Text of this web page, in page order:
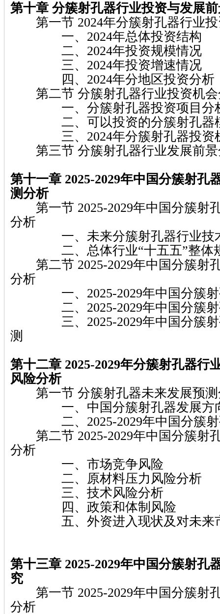
第十章 分簇射孔器行业投资与发展
第一节 2024年分簇射孔器行业投
一、2024年总体投资结构
二、2024年投资规模情况
三、2024年投资增速情况
四、2024年分地区投资分析
第二节 分簇射孔器行业投资机会
一、分簇射孔器投资项目分
二、可以投资的分簇射孔器
三、2024年分簇射孔器投资
第三节 分簇射孔器行业发展前景
第十一章 2025-2029年中国分簇射孔
测分析
第一节 2025-2029年中国分簇射
分析
一、未来分簇射孔器行业技
二、总体行业“十五五”整体
第二节 2025-2029年中国分簇射
分析
一、2025-2029年中国分簇射
二、2025-2029年中国分簇射
三、2025-2029年中国分簇射
测
第十二章 2025-2029年分簇射孔器行
风险分析
第一节 分簇射孔器未来发展预测
一、中国分簇射孔器发展方
二、2025-2029年中国分簇射
第二节 2025-2029年中国分簇射
分析
一、市场竞争风险
二、原材料压力风险分析
三、技术风险分析
四、政策和体制风险
五、外资进入现状及对未来
第十三章 2025-2029年中国分簇射孔
究
第一节 2025-2029年中国分簇射
分析